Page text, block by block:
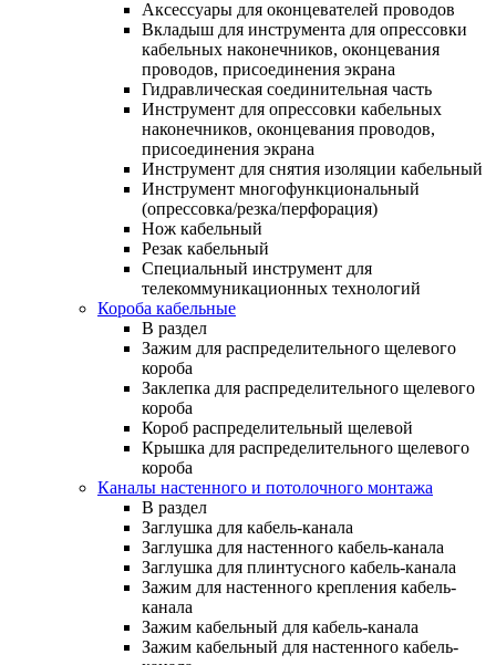
Аксессуары для оконцевателей проводов
Вкладыш для инструмента для опрессовки
кабельных наконечников, оконцевания
проводов, присоединения экрана
Гидравлическая соединительная часть
Инструмент для опрессовки кабельных
наконечников, оконцевания проводов,
присоединения экрана
Инструмент для снятия изоляции кабельный
Инструмент многофункциональный
(опрессовка/резка/перфорация)
Нож кабельный
Резак кабельный
Специальный инструмент для
телекоммуникационных технологий
Короба кабельные
В раздел
Зажим для распределительного щелевого
короба
Заклепка для распределительного щелевого
короба
Короб распределительный щелевой
Крышка для распределительного щелевого
короба
Каналы настенного и потолочного монтажа
В раздел
Заглушка для кабель-канала
Заглушка для настенного кабель-канала
Заглушка для плинтусного кабель-канала
Зажим для настенного крепления кабель-
канала
Зажим кабельный для кабель-канала
Зажим кабельный для настенного кабель-